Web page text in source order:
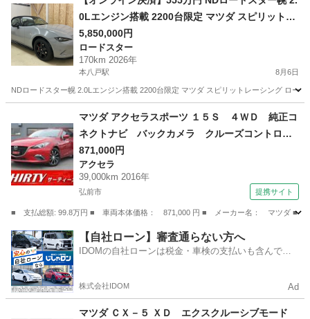
0Lエンジン搭載 2200台限定 マツダ スピリットレ
ーシング ロードスター コアモデル 2026年式6月登
録 170Km 屋内保管
5,850,000円
ロードスター
170km 2026年
本八戸駅 8月6日
NDロードスター幌 2.0Lエンジン搭載 2200台限定 マツダ スピリットレーシング ロー
本八戸駅 ロードスター
マツダ アクセラスポーツ １５Ｓ ４ＷＤ 純正コ
ネクトナビ バックカメラ クルーズコントロー
ル ＥＴＣ ＢＯＳＥサウンド ＣＤ／ＤＶＤ
付 ブラインドスポットモニター ＬＥＤヘッド
ライト スマートキー アイドリングストップ
871,000円
アクセラ
39,000km 2016年
弘前市 提携サイト
■ 支払総額: 99.8万円 ■ 車両本体価格： 871,000 円 ■ メーカー名： マツダ ■
青森 弘前市 アクセラ
【自社ローン】審査通らない方へ
IDOMの自社ローンは税金・車検の支払いも含んでい
株式会社IDOM Ad
マツダ ＣＸ－５ ＸＤ エクスクルーシブモード